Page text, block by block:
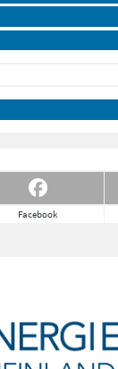
Facebook